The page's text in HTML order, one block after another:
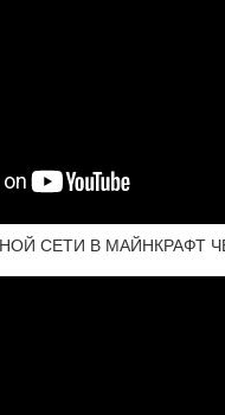
СЕТИ В МАЙНКРАФТ